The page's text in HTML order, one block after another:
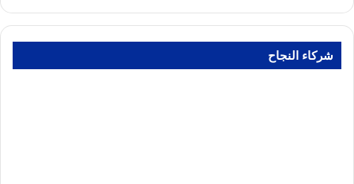
شركاء النجاح